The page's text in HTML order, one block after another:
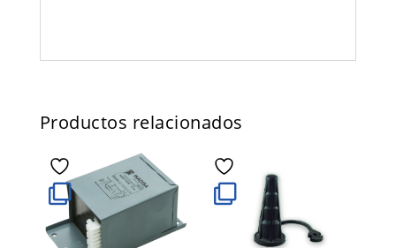
Productos relacionados